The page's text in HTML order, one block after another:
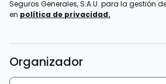
Seguros Generales, S.A.U. para la gestión
en política de privacidad.
Organizador